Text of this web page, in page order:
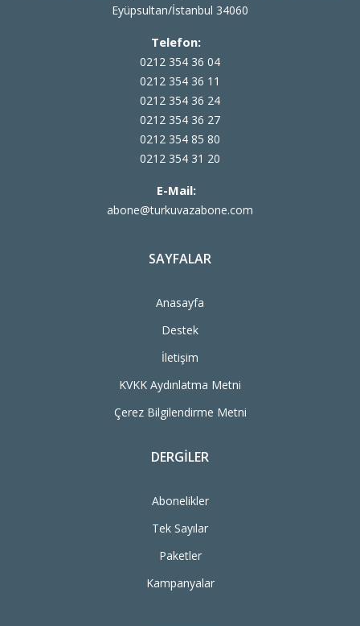
Eyüpsultan/İstanbul 34060
Telefon:
0212 354 36 04
0212 354 36 11
0212 354 36 24
0212 354 36 27
0212 354 85 80
0212 354 31 20
E-Mail:
abone@turkuvazabone.com
SAYFALAR
Anasayfa
Destek
İletişim
KVKK Aydınlatma Metni
Çerez Bilgilendirme Metni
DERGILER
Abonelikler
Tek Sayılar
Paketler
Kampanyalar